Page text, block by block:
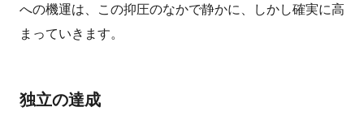
への機運は、この抑圧のなかで静かに、しかし確実に高
まっていきます。
独立の達成